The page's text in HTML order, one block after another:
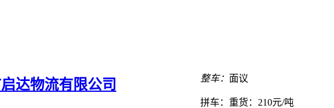
达物流有限公司 整车： 面议
拼车： 重货：210元/吨